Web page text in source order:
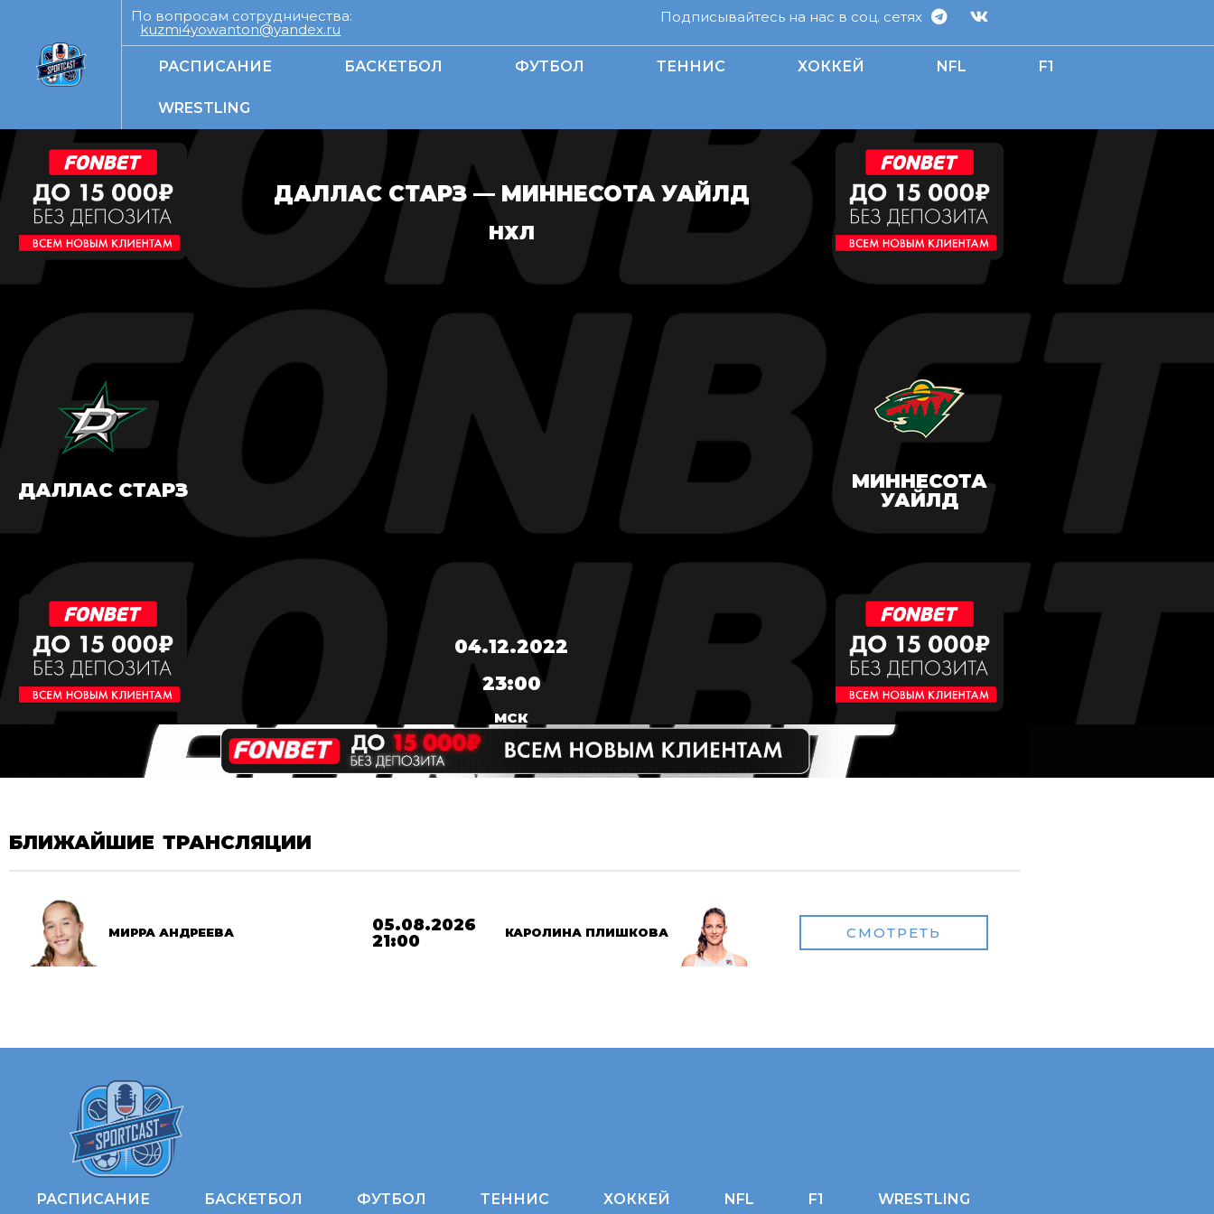
По вопросам сотрудничества:
kuzmi4yowanton@yandex.ru
Подписывайтесь на нас в соц. сетях
РАСПИСАНИЕ БАСКЕТБОЛ ФУТБОЛ ТЕННИС ХОККЕЙ NFL F1
WRESTLING
ДАЛЛАС СТАРЗ
ДАЛЛАС СТАРЗ — МИННЕСОТА УАЙЛД
НХЛ
04.12.2022
23:00
МСК
МИННЕСОТА
УАЙЛД
БЛИЖАЙШИЕ ТРАНСЛЯЦИИ
МИРРА АНДРЕЕВА
05.08.2026
21:00
КАРОЛИНА ПЛИШКОВА СМОТРЕТЬ
РАСПИСАНИЕ БАСКЕТБОЛ ФУТБОЛ ТЕННИС ХОККЕЙ NFL F1 WRESTLING